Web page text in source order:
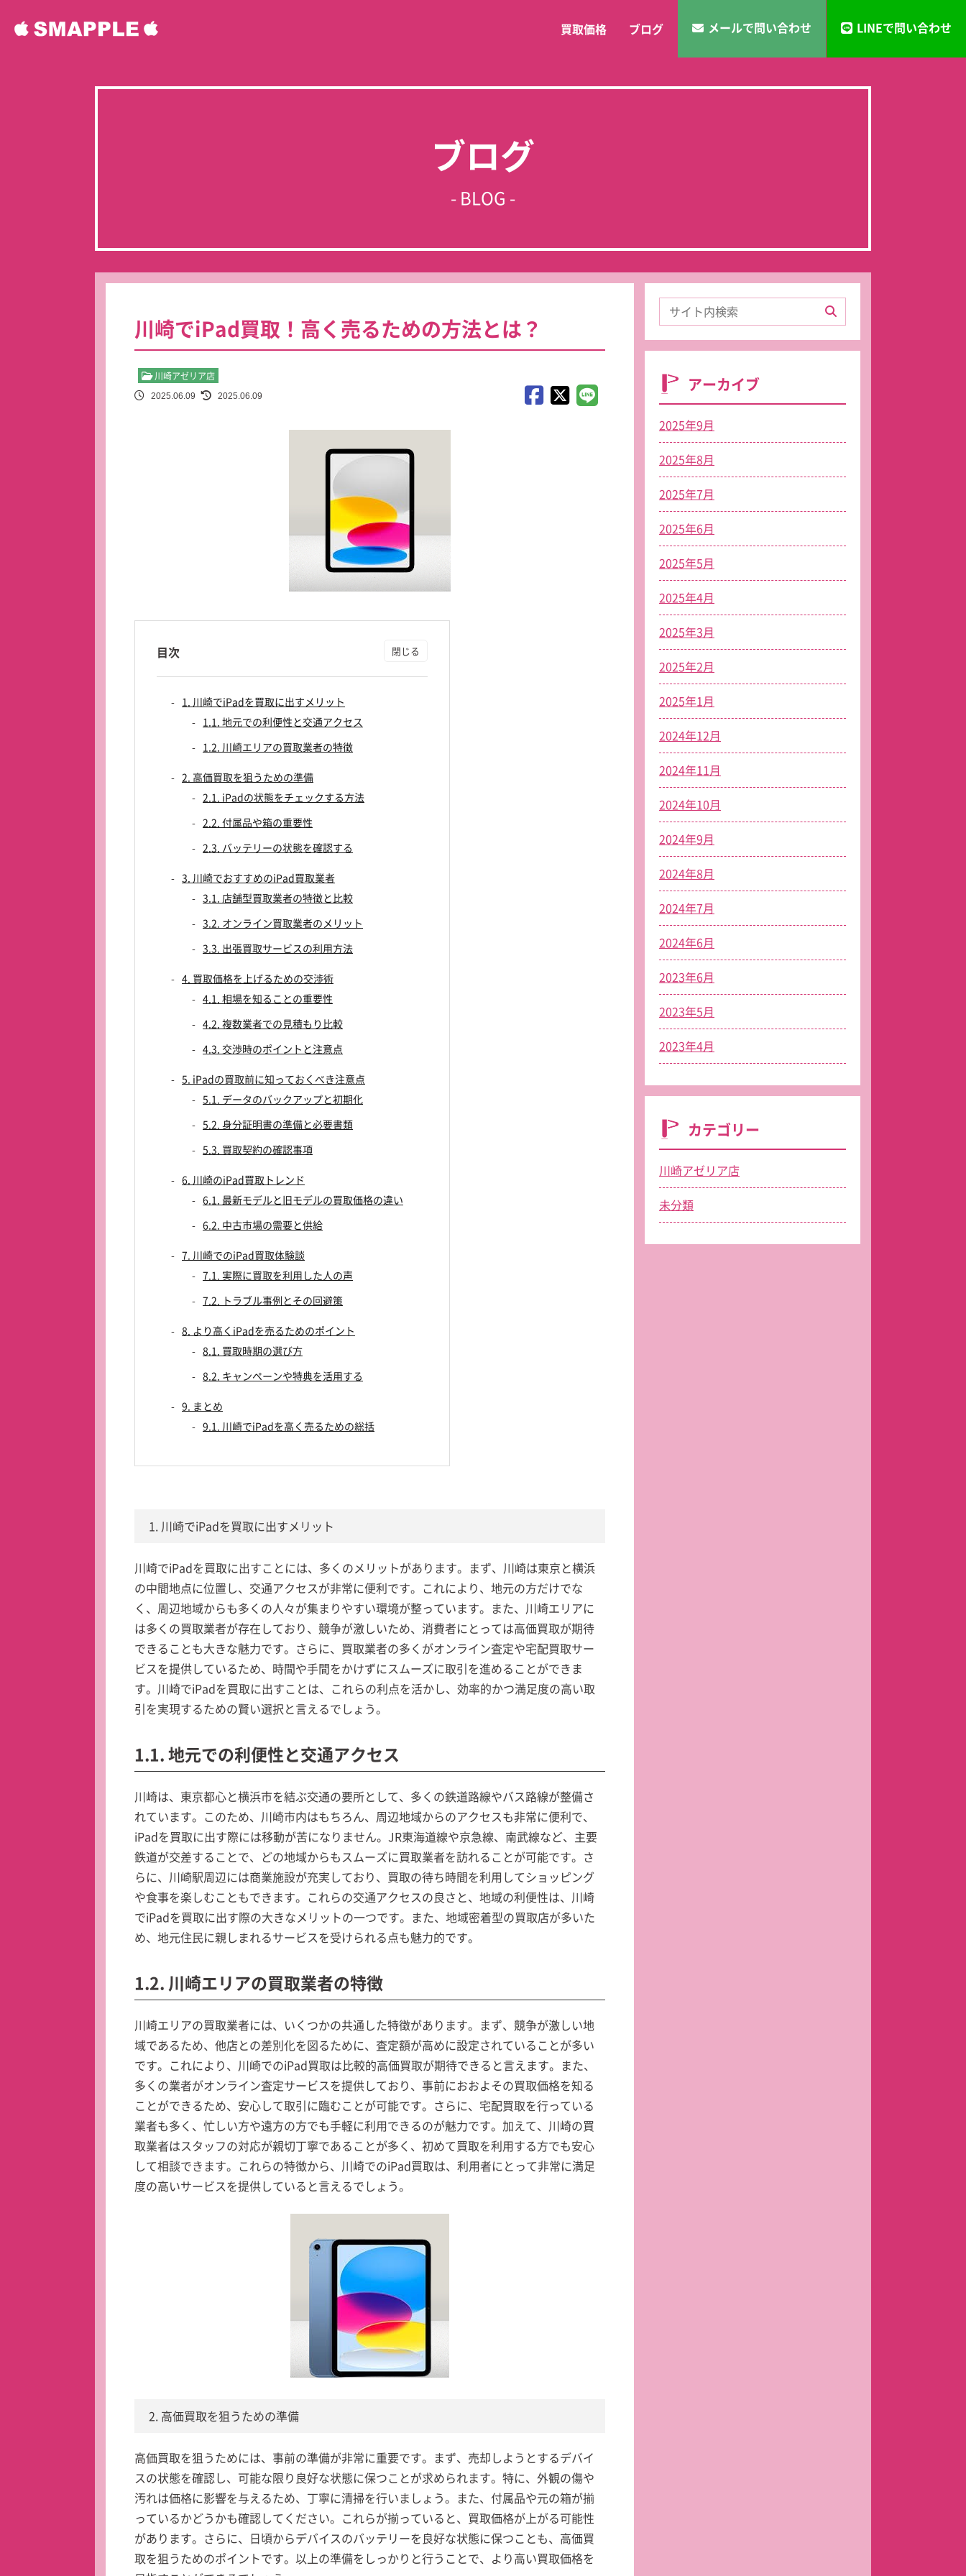
買取価格 ブログ メールで問い合わせ LINEで問い合わせ
ブログ
- BLOG -
川崎でiPad買取！高く売るための方法とは？
川崎アゼリア店
2025.06.09 2025.06.09
目次
1. 川崎でiPadを買取に出すメリット
1.1. 地元での利便性と交通アクセス
1.2. 川崎エリアの買取業者の特徴
2. 高価買取を狙うための準備
2.1. iPadの状態をチェックする方法
2.2. 付属品や箱の重要性
2.3. バッテリーの状態を確認する
3. 川崎でおすすめのiPad買取業者
3.1. 店舗型買取業者の特徴と比較
3.2. オンライン買取業者のメリット
3.3. 出張買取サービスの利用方法
4. 買取価格を上げるための交渉術
4.1. 相場を知ることの重要性
4.2. 複数業者での見積もり比較
4.3. 交渉時のポイントと注意点
5. iPadの買取前に知っておくべき注意点
5.1. データのバックアップと初期化
5.2. 身分証明書の準備と必要書類
5.3. 買取契約の確認事項
6. 川崎のiPad買取トレンド
6.1. 最新モデルと旧モデルの買取価格の違い
6.2. 中古市場の需要と供給
7. 川崎でのiPad買取体験談
7.1. 実際に買取を利用した人の声
7.2. トラブル事例とその回避策
8. より高くiPadを売るためのポイント
8.1. 買取時期の選び方
8.2. キャンペーンや特典を活用する
9. まとめ
9.1. 川崎でiPadを高く売るための総括
1. 川崎でiPadを買取に出すメリット
川崎でiPadを買取に出すことには、多くのメリットがあります。まず、川崎は東京と横浜
の中間地点に位置し、交通アクセスが非常に便利です。これにより、地元の方だけでな
く、周辺地域からも多くの人々が集まりやすい環境が整っています。また、川崎エリアに
は多くの買取業者が存在しており、競争が激しいため、消費者にとっては高価買取が期待
できることも大きな魅力です。さらに、買取業者の多くがオンライン査定や宅配買取サー
ビスを提供しているため、時間や手間をかけずにスムーズに取引を進めることができま
す。川崎でiPadを買取に出すことは、これらの利点を活かし、効率的かつ満足度の高い取
引を実現するための賢い選択と言えるでしょう。
1.1. 地元での利便性と交通アクセス
川崎は、東京都心と横浜市を結ぶ交通の要所として、多くの鉄道路線やバス路線が整備さ
れています。このため、川崎市内はもちろん、周辺地域からのアクセスも非常に便利で、
iPadを買取に出す際には移動が苦になりません。JR東海道線や京急線、南武線など、主要
鉄道が交差することで、どの地域からもスムーズに買取業者を訪れることが可能です。さ
らに、川崎駅周辺には商業施設が充実しており、買取の待ち時間を利用してショッピング
や食事を楽しむこともできます。これらの交通アクセスの良さと、地域の利便性は、川崎
でiPadを買取に出す際の大きなメリットの一つです。また、地域密着型の買取店が多いた
め、地元住民に親しまれるサービスを受けられる点も魅力的です。
1.2. 川崎エリアの買取業者の特徴
川崎エリアの買取業者には、いくつかの共通した特徴があります。まず、競争が激しい地
域であるため、他店との差別化を図るために、査定額が高めに設定されていることが多い
です。これにより、川崎でのiPad買取は比較的高価買取が期待できると言えます。また、
多くの業者がオンライン査定サービスを提供しており、事前におおよその買取価格を知る
ことができるため、安心して取引に臨むことが可能です。さらに、宅配買取を行っている
業者も多く、忙しい方や遠方の方でも手軽に利用できるのが魅力です。加えて、川崎の買
取業者はスタッフの対応が親切丁寧であることが多く、初めて買取を利用する方でも安心
して相談できます。これらの特徴から、川崎でのiPad買取は、利用者にとって非常に満足
度の高いサービスを提供していると言えるでしょう。
2. 高価買取を狙うための準備
高価買取を狙うためには、事前の準備が非常に重要です。まず、売却しようとするデバイ
スの状態を確認し、可能な限り良好な状態に保つことが求められます。特に、外観の傷や
汚れは価格に影響を与えるため、丁寧に清掃を行いましょう。また、付属品や元の箱が揃
っているかどうかも確認してください。これらが揃っていると、買取価格が上がる可能性
があります。さらに、日頃からデバイスのバッテリーを良好な状態に保つことも、高価買
取を狙うためのポイントです。以上の準備をしっかりと行うことで、より高い買取価格を
アーカイブ
2025年9月
2025年8月
2025年7月
2025年6月
2025年5月
2025年4月
2025年3月
2025年2月
2025年1月
2024年12月
2024年11月
2024年10月
2024年9月
2024年8月
2024年7月
2024年6月
2023年6月
2023年5月
2023年4月
カテゴリー
川崎アゼリア店
未分類